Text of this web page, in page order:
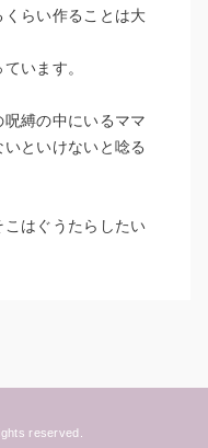
らい作ることは大
います。
縛の中にいるママ
といけないと唸る
はぐうたらしたい
reserved.